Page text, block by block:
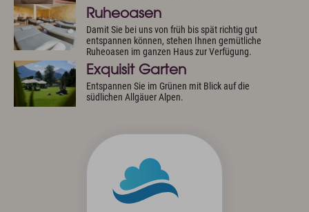
Ruheoasen
Damit Sie bei uns von früh bis spät richtig gut
entspannen können, stehen Ihnen gemütliche
Ruheoasen im ganzen Haus zur Verfügung.
Exquisit Garten
Entspannen Sie im Grünen mit Blick auf die
südlichen Allgäuer Alpen.